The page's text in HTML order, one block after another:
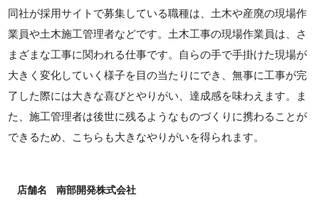
同社が採用サイトで募集している職種は、土木や産廃の現場作
業員や土木施工管理者などです。土木工事の現場作業員は、さ
まざまな工事に関われる仕事です。自らの手で手掛けた現場が
大きく変化していく様子を目の当たりにでき、無事に工事が完
了した際には大きな喜びとやりがい、達成感を味わえます。ま
た、施工管理者は後世に残るようなものづくりに携わることが
できるため、こちらも大きなやりがいを得られます。
店舗名 南部開発株式会社